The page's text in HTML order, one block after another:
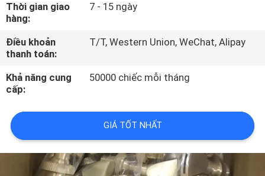
KIỂM
SOÁT
CHẤT
LƯỢNG
LIÊN
HỆ
CHÚNG
Thời gian giao
hàng:
7 - 15 ngày
Điều khoản
thanh toán:
T/T, Western Union, WeChat, Alipay
Khả năng cung
cấp:
50000 chiếc mỗi tháng
GIÁ TỐT NHẤT